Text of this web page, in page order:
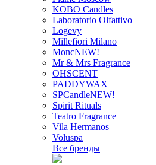
KOBO Candles
Laboratorio Olfattivo
Logevy
Millefiori Milano
MoncNEW!
Mr & Mrs Fragrance
OHSCENT
PADDYWAX
SPCandleNEW!
Spirit Rituals
Teatro Fragrance
Vila Hermanos
Voluspa
Все бренды